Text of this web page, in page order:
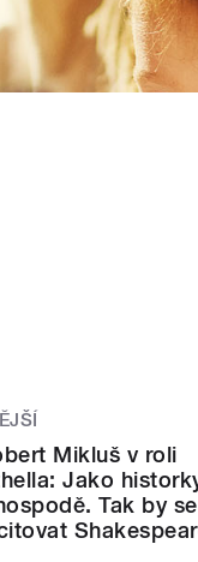
Mikluš v roli
Jako
Tak by